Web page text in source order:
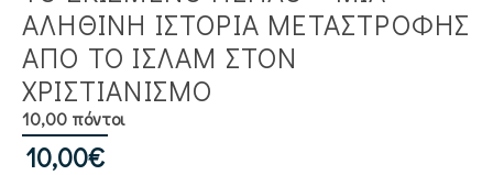
ΑΛΗΘΙΝΉ ΙΣΤΟΡΊΑ ΜΕΤΑΣΤΡΟΦΉΣ
ΑΠΌ ΤΟ ΙΣΛΆΜ ΣΤΟΝ
ΧΡΙΣΤΙΑΝΙΣΜΌ
10,00 πόντοι
10,00€